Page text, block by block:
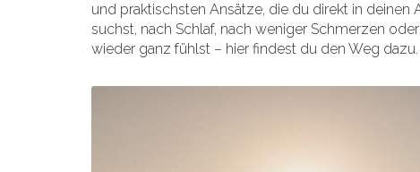
und praktischsten Ansätze, die du direkt in deinen
suchst, nach Schlaf, nach weniger Schmerzen
wieder ganz fühlst – hier findest du den Weg dazu.